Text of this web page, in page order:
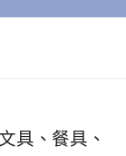
具、餐具、